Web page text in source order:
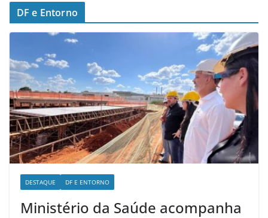
DF e Entorno
DESTAQUE DF E ENTORNO
Ministério da Saúde acompanha